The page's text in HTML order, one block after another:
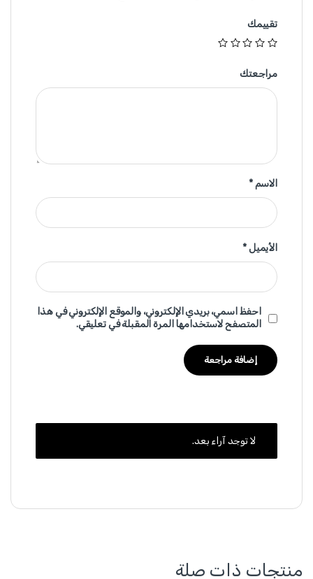
تقييمك
مراجعتك
الاسم*
الأيميل*
احفظ اسمي، بريدي الإلكتروني، والموقع الإلكتروني في هذا
المتصفح لاستخدامها المرة المقبلة في تعليقي.
لا توجد آراء بعد.
منتجات ذات صلة